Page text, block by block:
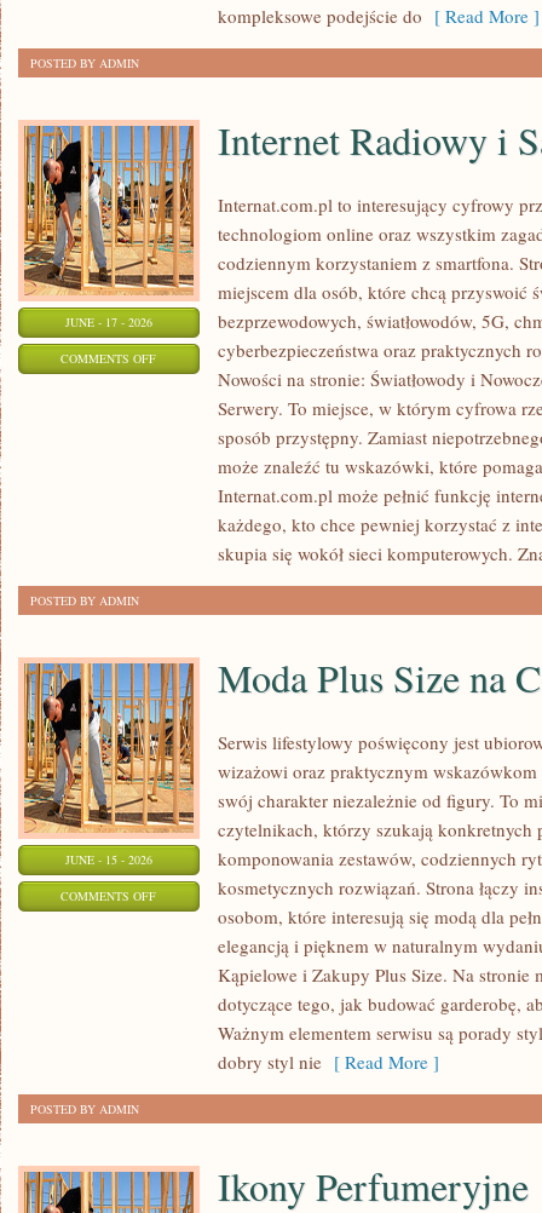
kompleksowe podejście do [ Read More ]
POSTED BY ADMIN
JUNE - 17 - 2026
COMMENTS OFFON
SATELITARNY
Internet Radiowy i
Internat.com.pl to interesujący cyfrowy
technologiom online oraz wszystkim
codziennym korzystaniem z smartfona.
miejscem dla osób, które chcą przyswoić
bezprzewodowych, światłowodów, 5G,
cyberbezpieczeństwa oraz praktycznych
Nowości na stronie: Światłowody i
Serwery. To miejsce, w którym cyfrowa
sposób przystępny. Zamiast
może znaleźć tu wskazówki, które
Internat.com.pl może pełnić funkcję
każdego, kto chce pewniej korzystać z
skupia się wokół sieci komputerowych.
POSTED BY ADMIN
JUNE - 15 - 2026
COMMENTS OFFON
Moda Plus Size na
Serwis lifestylowy poświęcony jest
wizażowi oraz praktycznym
swój charakter niezależnie od figury. To
czytelnikach, którzy szukają konkretnych
komponowania zestawów, codziennych
kosmetycznych rozwiązań. Strona łączy
osobom, które interesują się modą dla
elegancją i pięknem w naturalnym
Kąpielowe i Zakupy Plus Size. Na stronie
dotyczące tego, jak budować garderobę,
Ważnym elementem serwisu są porady
dobry styl nie [ Read More ]
POSTED BY ADMIN
Ikony Perfumeryjne